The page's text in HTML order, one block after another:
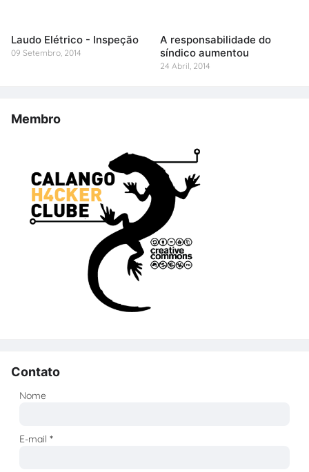
Laudo Elétrico - Inspeção
09 Setembro, 2014
A responsabilidade do
síndico aumentou
24 Abril, 2014
Membro
Contato
Nome
E-mail*